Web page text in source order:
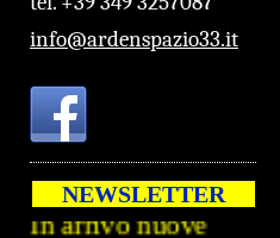
info@ardenspazio33.it
NEWSLETTER
2024/2025
In arrivo nuove
proposte